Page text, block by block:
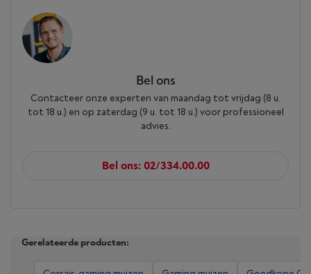
Bel ons
Contacteer onze experten van maandag tot vrijdag (8 u.
tot 18 u.) en op zaterdag (9 u. tot 18 u.) voor professioneel
advies.
Bel ons: 02/334.00.00
Gerelateerde producten: